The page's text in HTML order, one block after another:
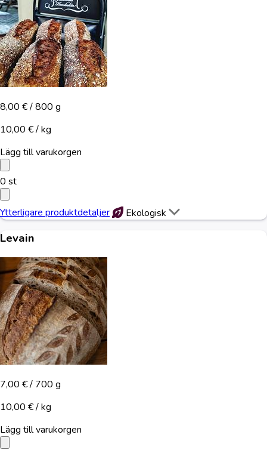
8,00 €/ 800 g
10,00 € / kg
Lägg till varukorgen
0 st
Ytterligare produktdetaljer Ekologisk
Levain
7,00 €/ 700 g
10,00 € / kg
Lägg till varukorgen